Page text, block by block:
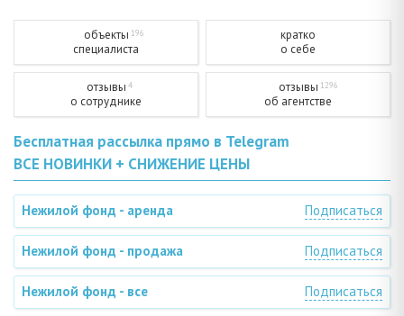
объекты 196
специалиста
кратко
о себе
отзывы 4
о сотруднике
отзывы 1296
об агентстве
Бесплатная рассылка прямо в Telegram
ВСЕ НОВИНКИ + СНИЖЕНИЕ ЦЕНЫ
Нежилой фонд - аренда Подписаться
Нежилой фонд - продажа Подписаться
Нежилой фонд - все Подписаться